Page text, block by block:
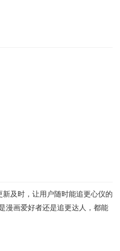
及时，让用户随时能追更心仪的
漫画爱好者还是追更达人，都能